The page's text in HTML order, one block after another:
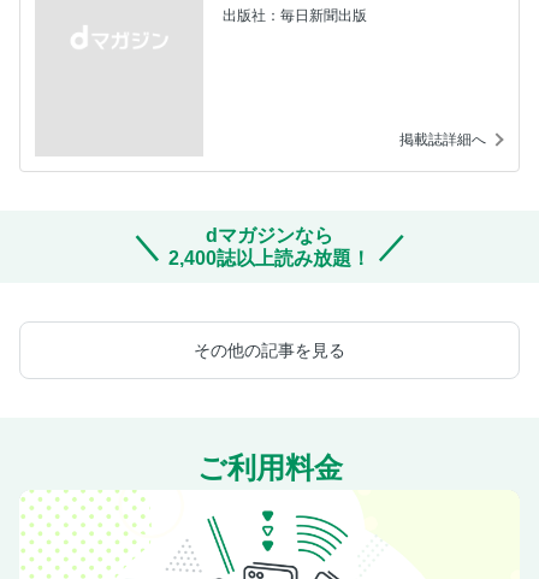
出版社：毎日新聞出版
掲載誌詳細へ
dマガジンなら
2,400誌以上読み放題！
その他の記事を見る
ご利用料金